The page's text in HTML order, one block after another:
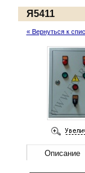
Я5411
« Вернуться к
Описание